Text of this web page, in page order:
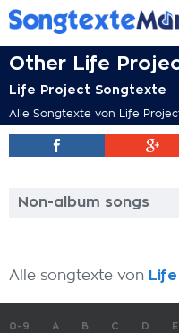
Other Life
Life Project Songtexte
Alle Songtexte von Life
Non-album songs
Alle songtexte von
0-9 A B C D E